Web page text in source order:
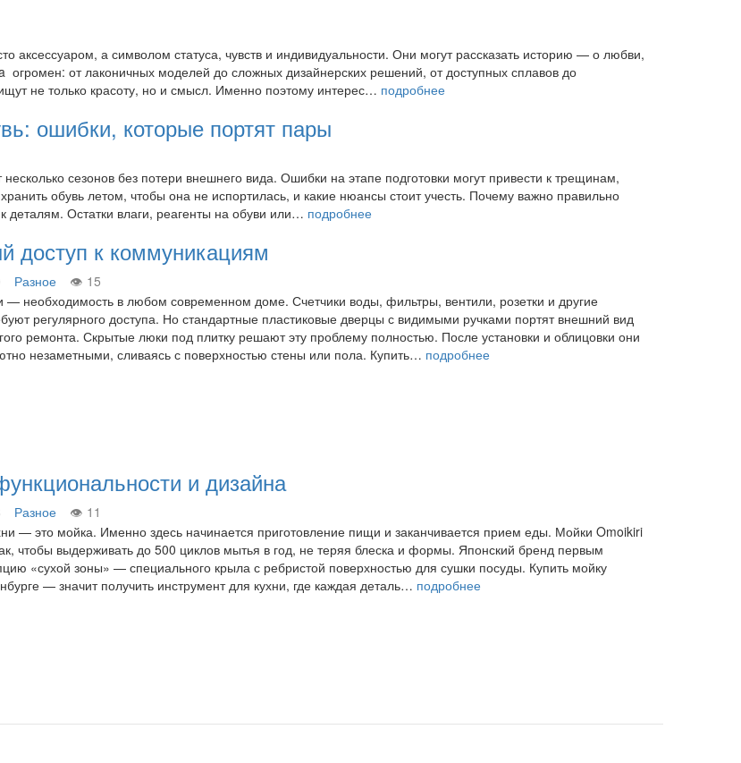
аксессуаром, а символом статуса, чувств и индивидуальности. Они могут рассказать историю — о любви,
огромен: от лаконичных моделей до сложных дизайнерских решений, от доступных сплавов до
не только красоту, но и смысл. Именно поэтому интерес… подробнее
ошибки, которые портят пары
сезонов без потери внешнего вида. Ошибки на этапе подготовки могут привести к трещинам,
обувь летом, чтобы она не испортилась, и какие нюансы стоит учесть. Почему важно правильно
деталям. Остатки влаги, реагенты на обуви или… подробнее
доступ к коммуникациям
Разное
15
— необходимость в любом современном доме. Счетчики воды, фильтры, вентили, розетки и другие
регулярного доступа. Но стандартные пластиковые дверцы с видимыми ручками портят внешний вид
ремонта. Скрытые люки под плитку решают эту проблему полностью. После установки и облицовки они
незаметными, сливаясь с поверхностью стены или пола. Купить… подробнее
и дизайна
Разное
11
— это мойка. Именно здесь начинается приготовление пищи и заканчивается прием еды. Мойки Omoikiri
чтобы выдерживать до 500 циклов мытья в год, не теряя блеска и формы. Японский бренд первым
«сухой зоны» — специального крыла с ребристой поверхностью для сушки посуды. Купить мойку
— значит получить инструмент для кухни, где каждая деталь… подробнее